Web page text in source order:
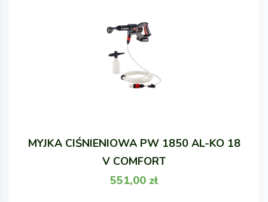
MYJKA CIŚNIENIOWA PW 1850 AL-KO 18
V COMFORT
551,00 zł